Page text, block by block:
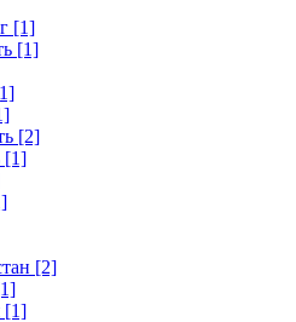
[1]
[1]
[2]
[1]
[2]
[1]